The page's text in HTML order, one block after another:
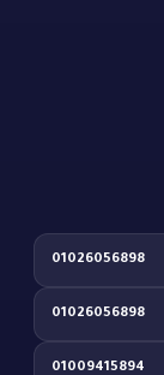
01026056898
01026056898
01009415894